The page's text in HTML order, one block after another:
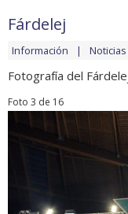
Fárdelej
Información Noticias
Fotografía del
Foto 3 de 16